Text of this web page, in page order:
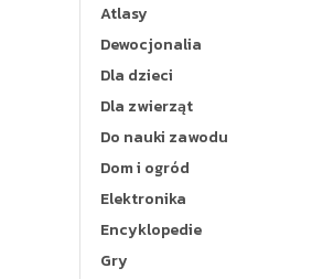
Atlasy
Dewocjonalia
Dla dzieci
Dla zwierząt
Do nauki zawodu
Dom i ogród
Elektronika
Encyklopedie
Gry